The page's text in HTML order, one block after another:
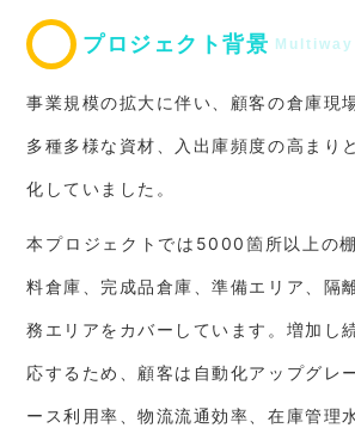
プロジェクト背景
事業規模の拡大に伴い、顧客の倉庫現
多種多様な資材、入出庫頻度の高まり
化していました。
本プロジェクトでは5000箇所以上の
料倉庫、完成品倉庫、準備エリア、隔
務エリアをカバーしています。増加し
応するため、顧客は自動化アップグレ
ース利用率、物流流通効率、在庫管理